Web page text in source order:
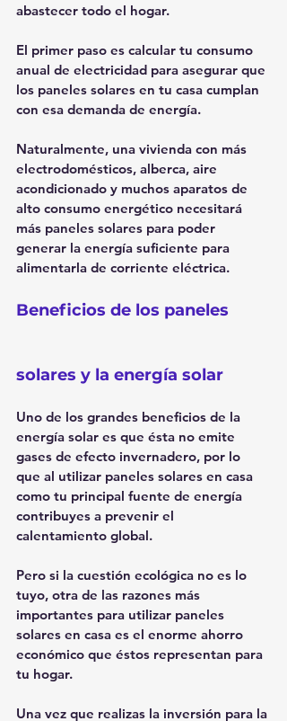
abastecer todo el hogar.
El primer paso es calcular tu consumo
anual de electricidad para asegurar que
los paneles solares en tu casa cumplan
con esa demanda de energía.
Naturalmente, una vivienda con más
electrodomésticos, alberca, aire
acondicionado y muchos aparatos de
alto consumo energético necesitará
más paneles solares para poder
generar la energía suficiente para
alimentarla de corriente eléctrica.
Beneficios de los paneles
solares y la energía solar
Uno de los grandes beneficios de la
energía solar es que ésta no emite
gases de efecto invernadero, por lo
que al utilizar paneles solares en casa
como tu principal fuente de energía
contribuyes a prevenir el
calentamiento global.
Pero si la cuestión ecológica no es lo
tuyo, otra de las razones más
importantes para utilizar paneles
solares en casa es el enorme ahorro
económico que éstos representan para
tu hogar.
Una vez que realizas la inversión para la